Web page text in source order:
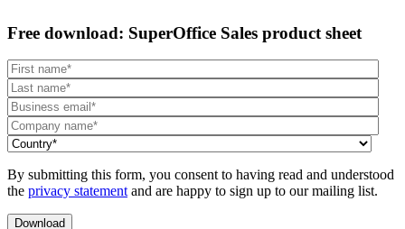
Free download: SuperOffice Sales product sheet
By submitting this form, you consent to having read and understood
the privacy statementand are happy to sign up to our mailing list.